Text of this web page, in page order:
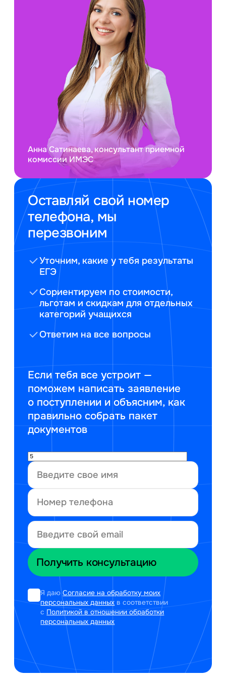
Оставляй свой номер
телефона, мы
перезвоним
Уточним, какие у тебя результаты
ЕГЭ
Сориентируем по стоимости,
льготам и скидкам для отдельных
категорий учащихся
Ответим на все вопросы
Если тебя все устроит —
поможем написать заявление
о поступлении и объясним, как
правильно собрать пакет
документов
Я даюСогласие на обработку моих
персональных данных в соответствии
с Политикой в отношении обработки
персональных данных
Анна Сатинаева, консультант приемной
комиссии ИМЭС